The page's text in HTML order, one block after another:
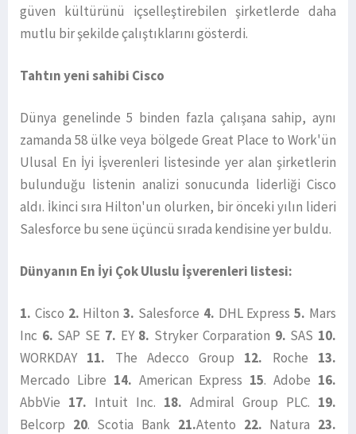
güven kültürünü içselleştirebilen şirketlerde daha
mutlu bir şekilde çalıştıklarını gösterdi.
Tahtın yeni sahibi Cisco
Dünya genelinde 5 binden fazla çalışana sahip, aynı
zamanda 58 ülke veya bölgede Great Place to Work'ün
Ulusal En İyi İşverenleri listesinde yer alan şirketlerin
bulunduğu listenin analizi sonucunda liderliği Cisco
aldı. İkinci sıra Hilton'un olurken, bir önceki yılın lideri
Salesforce bu sene üçüncü sırada kendisine yer buldu.
Dünyanın En İyi Çok Uluslu İşverenleri listesi:
1. Cisco 2. Hilton3. Salesforce 4. DHL Express5. Mars
Inc 6. SAP SE 7. EY 8. Stryker Corparation 9. SAS 10.
WORKDAY 11. The Adecco Group 12. Roche 13.
Mercado Libre 14. American Express 15. Adobe 16.
AbbVie 17. Intuit Inc. 18. Admiral Group PLC. 19.
Belcorp 20. Scotia Bank 21.Atento 22. Natura 23.